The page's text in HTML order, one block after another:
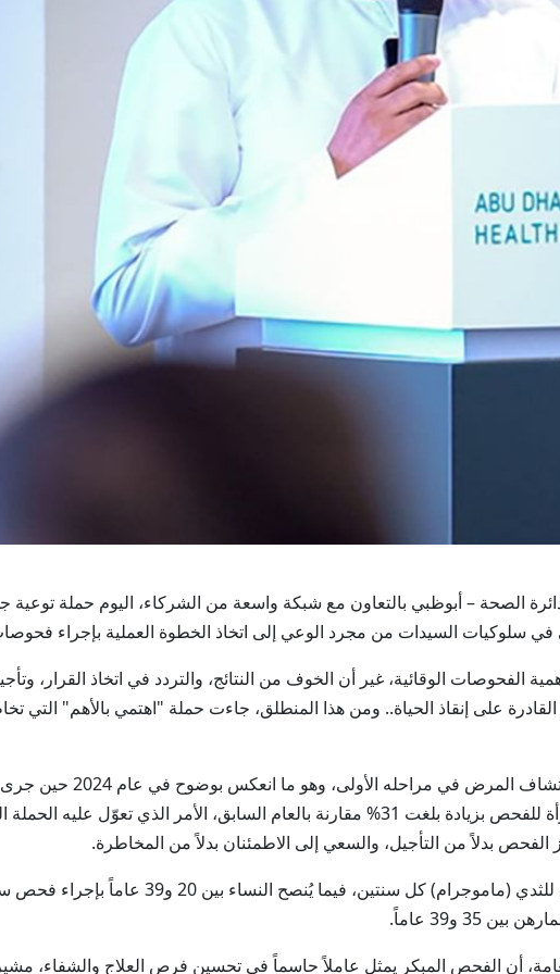
لدائرة الصحة – أبوظبي بالتعاون مع شبكة واسعة من الشركاء، اليوم حملة
سلوكيات السيدات من مجرد الوعي إلى اتخاذ الخطوة العملية بإجراء
وعي بأهمية الفحوصات الوقائية، غير أن الخوف من النتائج، والتردد في اتخاذ القرار،
على إنقاذ الحياة.. ومن هذا المنطلق، جاءت حملة "اهتمي بالأهم" التي
يساهم الكشف المبكر في رفع فرص الشفاء إلى أكثر
80% من الحالات في مرحلة مبكرة، بينما خضعت أكثر من 34 ألف إمرأة للفحص بزيادة بلغت 31% مقارنة بالعام السابق، الأمر
بدلاً من التأجيل، والسعي إلى الاطمئنان بدلاً من المخاطرة.
وتوصي الحملة النساء اللواتي بلغن سن الأربعين بإجراء تصوير شعاعي للثدي
و39 عاماً.
أن الفحص المبكر يمثل عاملاً حاسماً في تحسين فرص العلاج والشفاء،